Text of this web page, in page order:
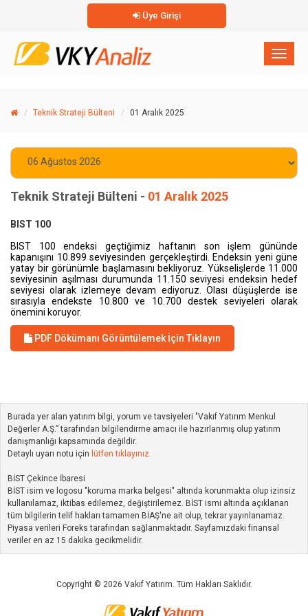
Üye Girişi
×
Teknik Strateji Bülteni 01 Aralık 2025
Teknik Strateji Bülteni - 01 Aralık 2025
BIST 100
BIST 100 endeksi geçtiğimiz haftanın son işlem gününde
kapanışını 10.899 seviyesinden gerçekleştirdi. Endeksin yeni güne
yatay bir görünümle başlamasını bekliyoruz. Yükselişlerde 11.000
seviyesinin aşılması durumunda 11.150 seviyesi endeksin hedef
seviyesi olarak izlemeye devam ediyoruz. Olası düşüşlerde ise
sırasıyla endekste 10.800 ve 10.700 destek seviyeleri olarak
önemini koruyor.
PDF Dökümanı Görüntülemek İçin Tıklayın
Burada yer alan yatırım bilgi, yorum ve tavsiyeleri "Vakıf Yatırım Menkul
Değerler A.Ş.” tarafından bilgilendirme amacı ile hazırlanmış olup yatırım
danışmanlığı kapsamında değildir.
Detaylı uyarı notu için lütfen tıklayınız.
BİST Çekince İbaresi
BİST isim ve logosu "koruma marka belgesi" altında korunmakta olup izinsiz
kullanılamaz, iktibas edilemez, değiştirilemez. BİST ismi altında açıklanan
tüm bilgilerin telif hakları tamamen BİAŞ'ne ait olup, tekrar yayınlanamaz.
Piyasa verileri Foreks tarafından sağlanmaktadır. Sayfamızdaki finansal
veriler en az 15 dakika gecikmelidir.
Copyright © 2026 Vakıf Yatırım. Tüm Hakları Saklıdır.